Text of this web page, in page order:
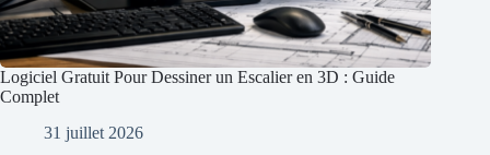
Logiciel Gratuit Pour Dessiner un Escalier en 3D : Guide
Complet
31 juillet 2026